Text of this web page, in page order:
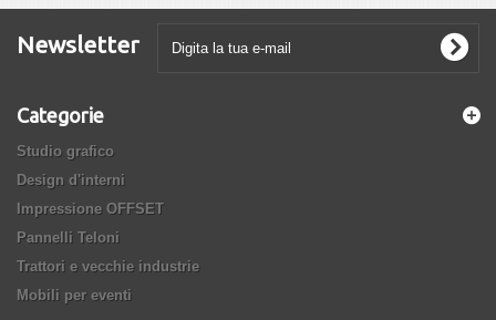
Newsletter
Categorie
Studio grafico
Design d'interni
Impressione OFFSET
Pannelli Teloni
Trattori e vecchie industrie
Mobili per eventi